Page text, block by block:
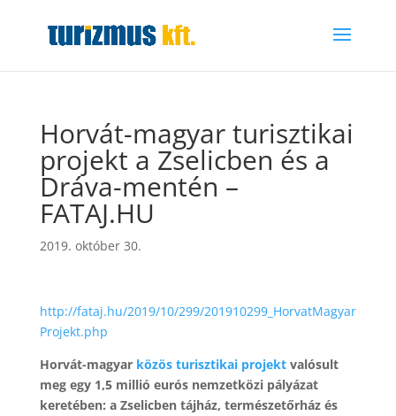
Horvát-magyar turisztikai
projekt a Zselicben és a
Dráva-mentén –
FATAJ.HU
2019. október 30.
http://fataj.hu/2019/10/299/201910299_HorvatMagyar
Projekt.php
Horvát-magyar közös turisztikai projekt valósult
meg egy 1,5 millió eurós nemzetközi pályázat
keretében: a Zselicben tájház, természetőrház és